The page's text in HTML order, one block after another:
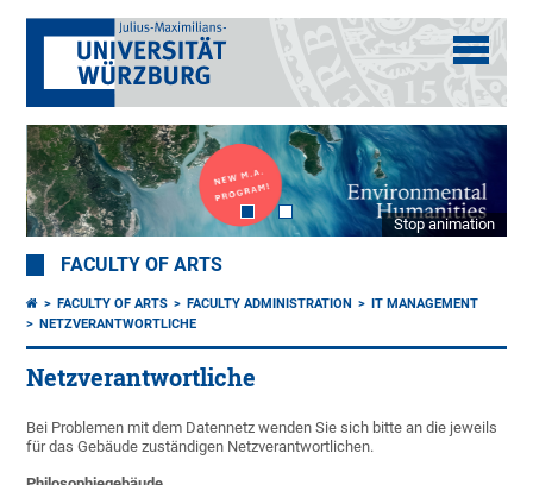
Stop animation
FACULTY OF ARTS
FACULTY OF ARTS FACULTY ADMINISTRATION
IT MANAGEMENT
NETZVERANTWORTLICHE
Netzverantwortliche
Bei Problemen mit dem Datennetz wenden Sie sich bitte an die jeweils
für das Gebäude zuständigen Netzverantwortlichen.